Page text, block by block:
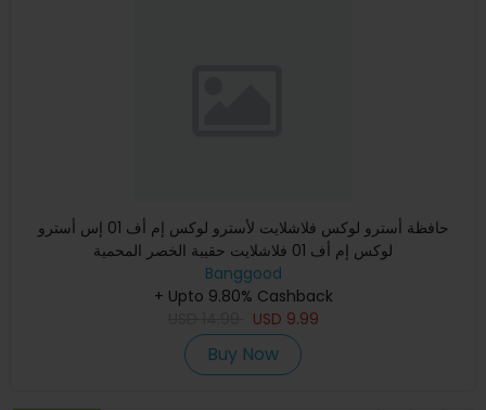
حافظة أسترو لوكس فلاشلايت لأسترو لوكس إم أف 01 إس أسترو
لوكس إم أف 01 فلاشلايت حقيبة الخصر المحمية
Banggood
+ Upto 9.80% Cashback
USD 9.99
Buy Now